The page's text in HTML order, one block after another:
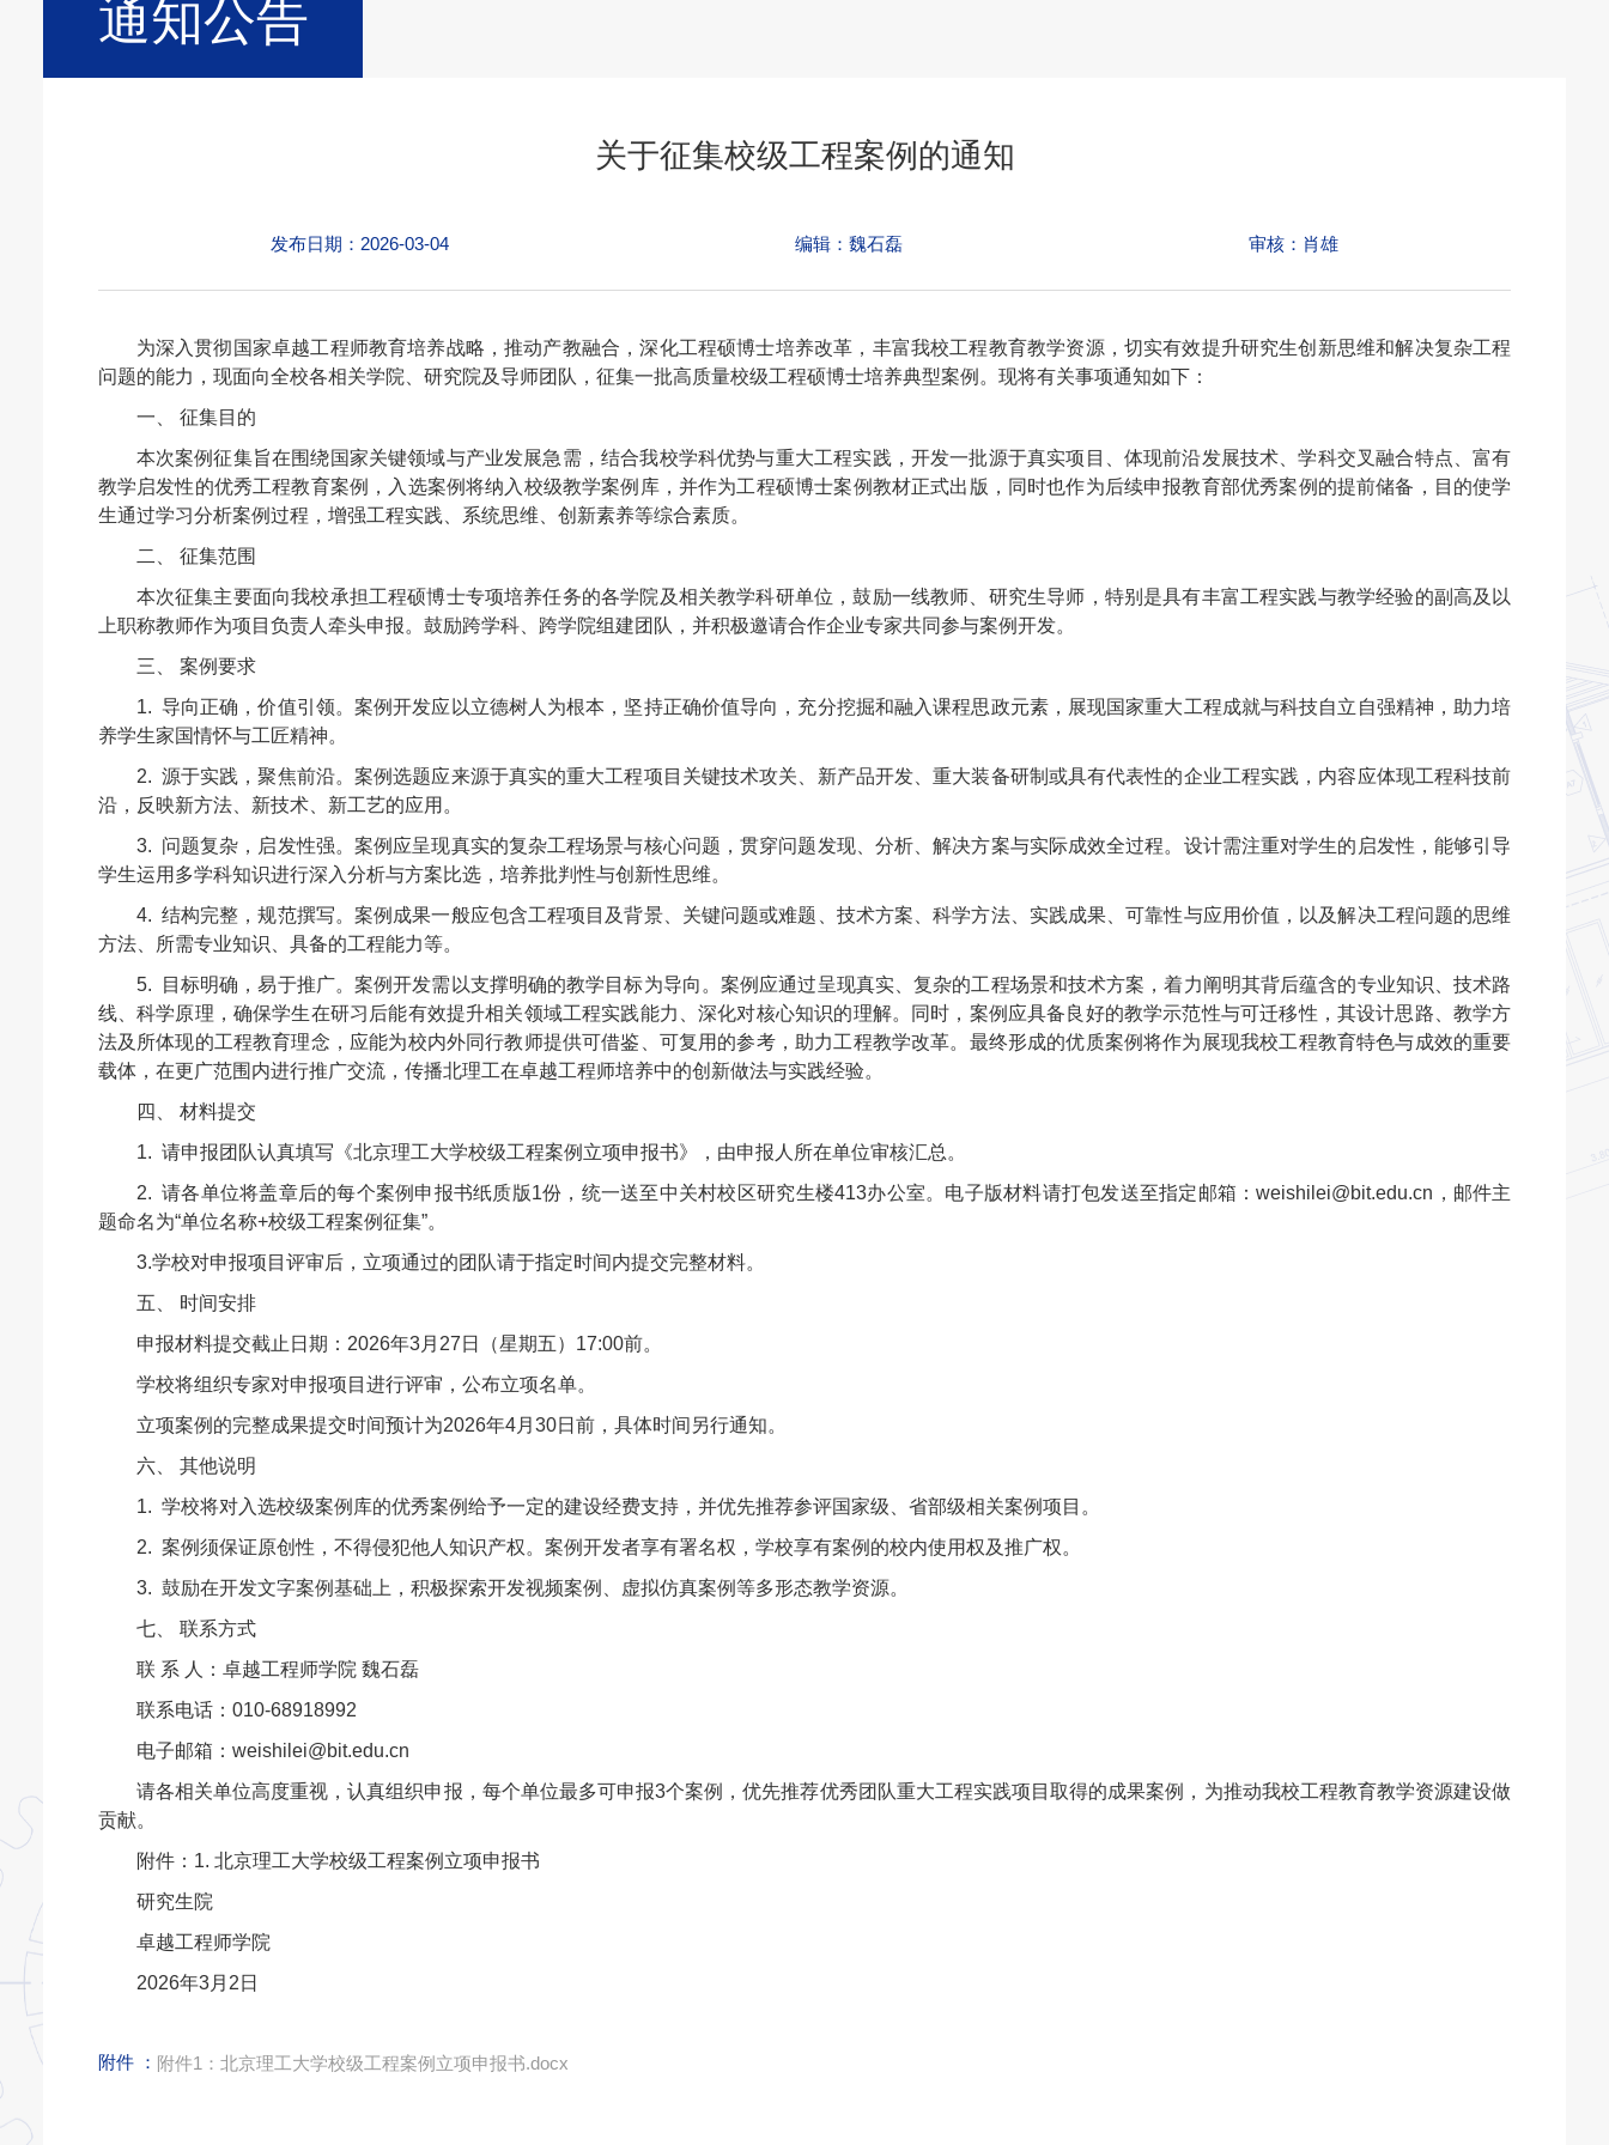
通知公告
关于征集校级工程案例的通知
发布日期：2026-03-04 编辑：魏石磊 审核：肖雄
为深入贯彻国家卓越工程师教育培养战略，推动产教融合，深化工程硕博士培养改革，丰富我校工程教育教学资源，切实有效提升研究生创新思维和解决复杂工程
问题的能力，现面向全校各相关学院、研究院及导师团队，征集一批高质量校级工程硕博士培养典型案例。现将有关事项通知如下：
一、 征集目的
本次案例征集旨在围绕国家关键领域与产业发展急需，结合我校学科优势与重大工程实践，开发一批源于真实项目、体现前沿发展技术、学科交叉融合特点、富有
教学启发性的优秀工程教育案例，入选案例将纳入校级教学案例库，并作为工程硕博士案例教材正式出版，同时也作为后续申报教育部优秀案例的提前储备，目的使学
生通过学习分析案例过程，增强工程实践、系统思维、创新素养等综合素质。
二、 征集范围
本次征集主要面向我校承担工程硕博士专项培养任务的各学院及相关教学科研单位，鼓励一线教师、研究生导师，特别是具有丰富工程实践与教学经验的副高及以
上职称教师作为项目负责人牵头申报。鼓励跨学科、跨学院组建团队，并积极邀请合作企业专家共同参与案例开发。
三、 案例要求
1. 导向正确，价值引领。案例开发应以立德树人为根本，坚持正确价值导向，充分挖掘和融入课程思政元素，展现国家重大工程成就与科技自立自强精神，助力培
养学生家国情怀与工匠精神。
2. 源于实践，聚焦前沿。案例选题应来源于真实的重大工程项目关键技术攻关、新产品开发、重大装备研制或具有代表性的企业工程实践，内容应体现工程科技前
沿，反映新方法、新技术、新工艺的应用。
3. 问题复杂，启发性强。案例应呈现真实的复杂工程场景与核心问题，贯穿问题发现、分析、解决方案与实际成效全过程。设计需注重对学生的启发性，能够引导
学生运用多学科知识进行深入分析与方案比选，培养批判性与创新性思维。
4. 结构完整，规范撰写。案例成果一般应包含工程项目及背景、关键问题或难题、技术方案、科学方法、实践成果、可靠性与应用价值，以及解决工程问题的思维
方法、所需专业知识、具备的工程能力等。
5. 目标明确，易于推广。案例开发需以支撑明确的教学目标为导向。案例应通过呈现真实、复杂的工程场景和技术方案，着力阐明其背后蕴含的专业知识、技术路
线、科学原理，确保学生在研习后能有效提升相关领域工程实践能力、深化对核心知识的理解。同时，案例应具备良好的教学示范性与可迁移性，其设计思路、教学方
法及所体现的工程教育理念，应能为校内外同行教师提供可借鉴、可复用的参考，助力工程教学改革。最终形成的优质案例将作为展现我校工程教育特色与成效的重要
载体，在更广范围内进行推广交流，传播北理工在卓越工程师培养中的创新做法与实践经验。
四、 材料提交
1. 请申报团队认真填写《北京理工大学校级工程案例立项申报书》，由申报人所在单位审核汇总。
2. 请各单位将盖章后的每个案例申报书纸质版1份，统一送至中关村校区研究生楼413办公室。电子版材料请打包发送至指定邮箱：weishilei@bit.edu.cn，邮件主
题命名为“单位名称+校级工程案例征集”。
3.学校对申报项目评审后，立项通过的团队请于指定时间内提交完整材料。
五、 时间安排
申报材料提交截止日期：2026年3月27日（星期五）17:00前。
学校将组织专家对申报项目进行评审，公布立项名单。
立项案例的完整成果提交时间预计为2026年4月30日前，具体时间另行通知。
六、 其他说明
1. 学校将对入选校级案例库的优秀案例给予一定的建设经费支持，并优先推荐参评国家级、省部级相关案例项目。
2. 案例须保证原创性，不得侵犯他人知识产权。案例开发者享有署名权，学校享有案例的校内使用权及推广权。
3. 鼓励在开发文字案例基础上，积极探索开发视频案例、虚拟仿真案例等多形态教学资源。
七、 联系方式
联 系 人：卓越工程师学院 魏石磊
联系电话：010-68918992
电子邮箱：weishilei@bit.edu.cn
请各相关单位高度重视，认真组织申报，每个单位最多可申报3个案例，优先推荐优秀团队重大工程实践项目取得的成果案例，为推动我校工程教育教学资源建设做
贡献。
附件：1. 北京理工大学校级工程案例立项申报书
研究生院
卓越工程师学院
2026年3月2日
附件 ： 附件1：北京理工大学校级工程案例立项申报书.docx